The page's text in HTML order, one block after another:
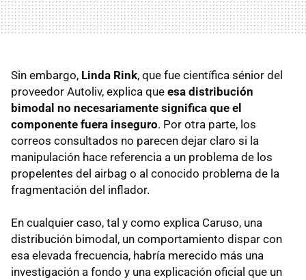
Sin embargo, Linda Rink, que fue científica sénior del
proveedor Autoliv, explica que esa distribución
bimodal no necesariamente significa que el
componente fuera inseguro. Por otra parte, los
correos consultados no parecen dejar claro si la
manipulación hace referencia a un problema de los
propelentes del airbag o al conocido problema de la
fragmentación del inflador.
En cualquier caso, tal y como explica Caruso, una
distribución bimodal, un comportamiento dispar con
esa elevada frecuencia, habría merecido más una
investigación a fondo y una explicación oficial que un